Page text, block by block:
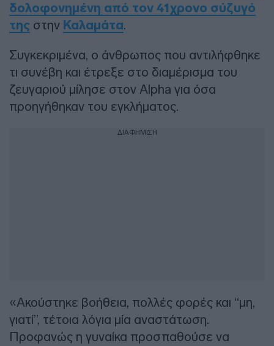
δολοφονημένη από τον 41χρονο σύζυγό
της στην Καλαμάτα.
Συγκεκριμένα, ο άνθρωπος που αντιλήφθηκε
τι συνέβη και έτρεξε στο διαμέρισμα του
ζευγαριού μίλησε στον Alpha για όσα
προηγήθηκαν του εγκλήματος.
ΔΙΑΦΗΜΙΣΗ
«Ακούστηκε βοήθεια, πολλές φορές και “μη,
γιατί”, τέτοια λόγια μία αναστάτωση.
Προφανώς η γυναίκα προσπαθούσε να